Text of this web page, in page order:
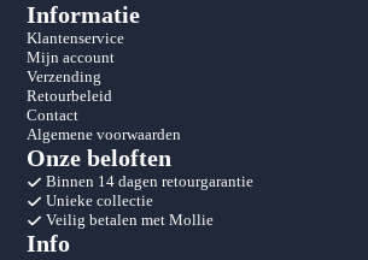
Informatie
Klantenservice
Mijn account
Verzending
Retourbeleid
Contact
Algemene voorwaarden
Onze beloften
Binnen 14 dagen retourgarantie
Unieke collectie
Veilig betalen met Mollie
Info